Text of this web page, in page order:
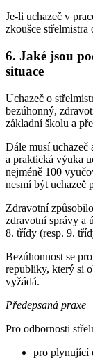
Je-li uchazeč v
zkoušce střelmistra
6. Jaké jsou
situace
Uchazeč o
bezúhonný,
základní školu a
Dále musí uchazeč
a praktická výuka
nejméně 100
nesmí být uchazeč
Zdravotní
zdravotní správy a
8. třídy (resp. 9.
Bezúhonnost se
republiky, který si
vyžádá.
Předepsaná praxe
Pro odbornosti
pro plynující